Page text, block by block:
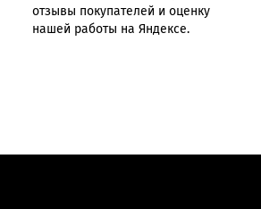
отзывы покупателей и оценку
нашей работы на Яндексе.